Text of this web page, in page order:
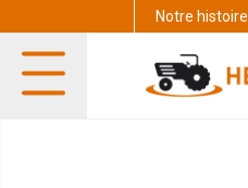
Notre histoire